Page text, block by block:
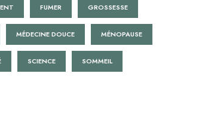
FUMER GROSSESSE
MÉDECINE DOUCE MÉNOPAUSE
SCIENCE SOMMEIL